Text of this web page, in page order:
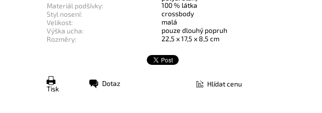
Materiál podšívky:
100 % látka
Styl nosení:
crossbody
Velikost:
malá
Výška ucha:
pouze dlouhý popruh
Rozměry:
22,5 x 17,5 x 8,5 cm
Tisk
Dotaz Hlídat cenu